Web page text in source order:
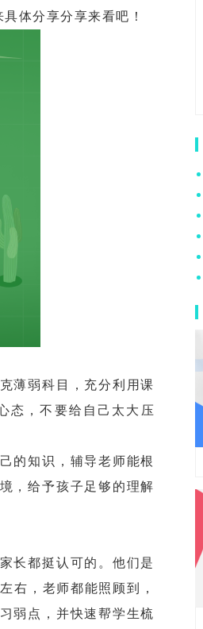
体分享分享来看吧！
薄弱科目，充分利用课
态，不要给自己太大压
的知识，辅导老师能根
，给予孩子足够的理解
长都挺认可的。他们是
右，老师都能照顾到，
弱点，并快速帮学生梳